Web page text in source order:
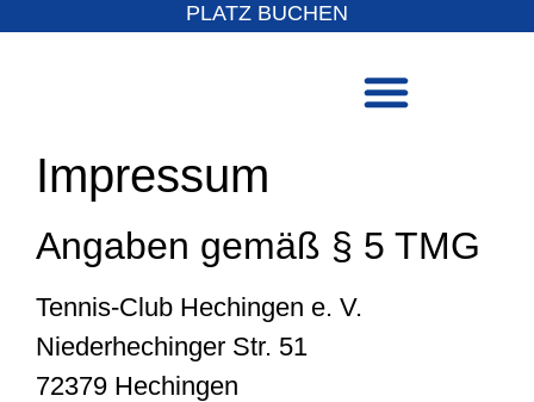
PLATZ BUCHEN
Impressum
Angaben gemäß § 5 TMG
Tennis-Club Hechingen e. V.
Niederhechinger Str. 51
72379 Hechingen